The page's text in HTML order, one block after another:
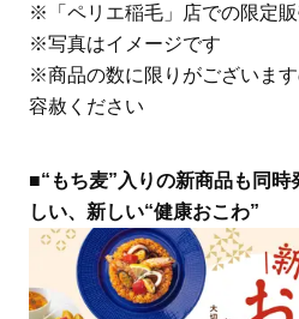
※「ペリエ稲毛」店での限定
※写真はイメージです
※商品の数に限りがございま
容赦ください
■“もち麦”入りの新商品も同
しい、新しい“健康おこわ”